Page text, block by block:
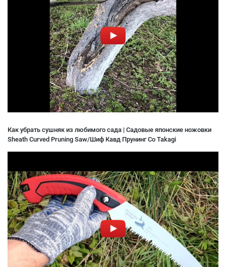
Как убрать сушняк из любимого сада | Садовые японские ножовки
Sheath Curved Pruning Saw/Шиф Кавд Прунинг Со Takagi